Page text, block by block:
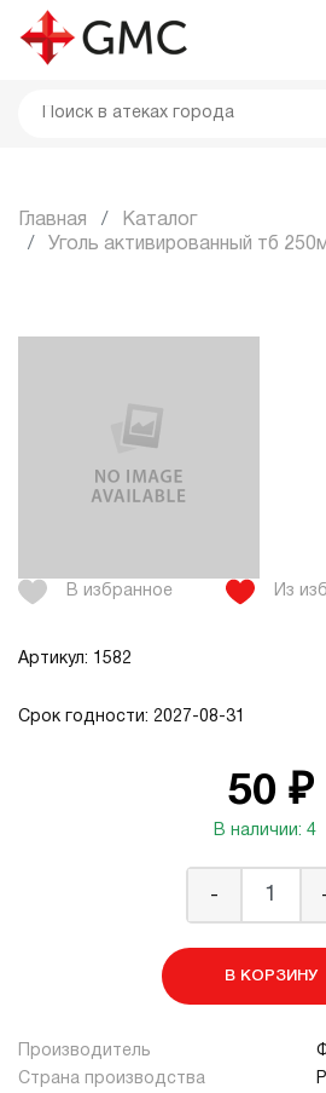
Главная
Каталог
Уголь активированный тб
В избранное Из
Артикул: 1582
Срок годности: 2027-08-31
50 ₽
В наличии: 4
-
В КОРЗИНУ
Производитель
Страна производства